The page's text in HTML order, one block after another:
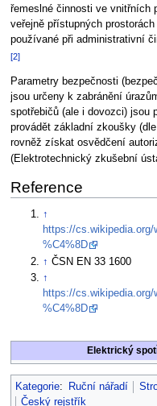
řemeslné činnosti ve vnitřních
veřejně přístupných
používané při administrativní
[2]
Parametry bezpečnosti
jsou určeny k zabránění
spotřebičů (ale i dovozci) jsou
provádět základní zkoušky
rovněž získat osvědčení
(Elektrotechnický zkušební
Reference
↑
https://
%C4%8D
↑ ČSN EN 33 1600
↑
https://
%C4%8D
Elektrický
Kategorie: Ruční nářadí
Český rejstřík